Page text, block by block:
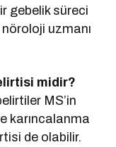
gebelik süreci
uzmanı
midir?
MS’in
karıncalanma
de olabilir.